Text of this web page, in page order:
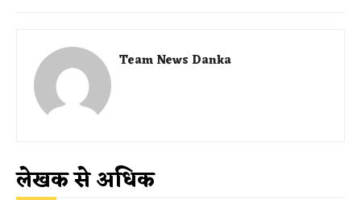
Team News Danka
लेखक से अधिक